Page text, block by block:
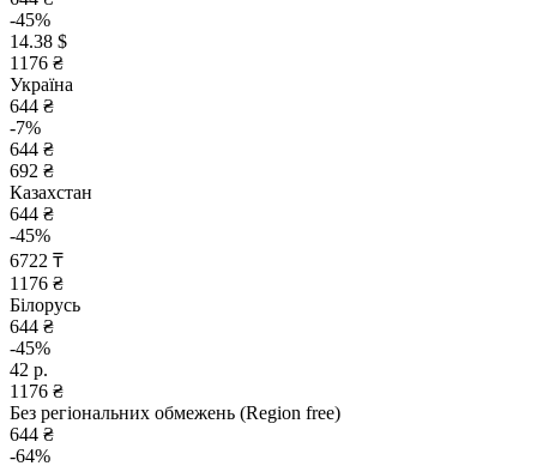
-45%
14.38 $
1176 ₴
Україна
644 ₴
-7%
644 ₴
692 ₴
Казахстан
644 ₴
-45%
6722 ₸
1176 ₴
Білорусь
644 ₴
-45%
42 р.
1176 ₴
Без регіональних обмежень (Region free)
644 ₴
-64%